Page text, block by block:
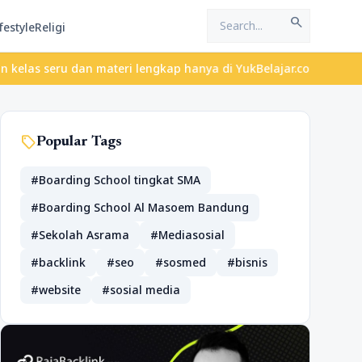
Religi search
materi lengkap hanya di YukBelajar.com. Mulai langkah
sellPopular Tags
#Boarding School tingkat SMA
#Boarding School Al Masoem Bandung
#Sekolah Asrama
#Mediasosial
#backlink
#seo #sosmed
#bisnis
#website
#sosial media